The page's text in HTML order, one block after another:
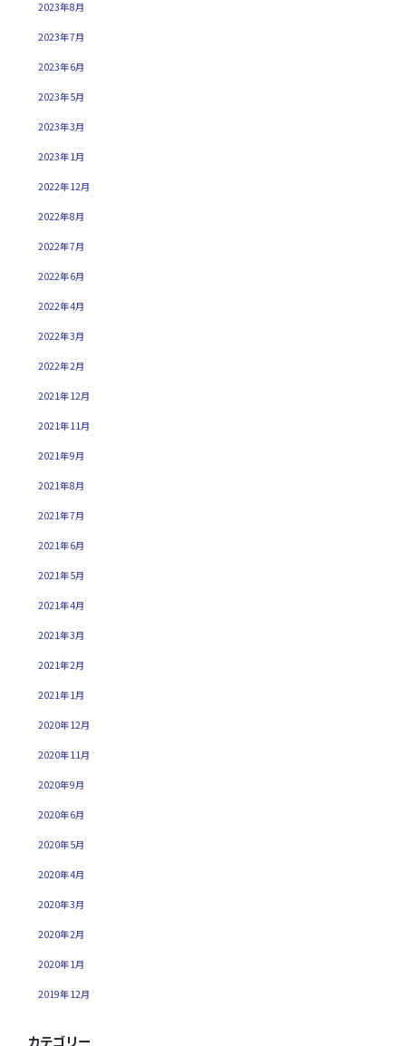
2023年8月
2023年7月
2023年6月
2023年5月
2023年3月
2023年1月
2022年12月
2022年8月
2022年7月
2022年6月
2022年4月
2022年3月
2022年2月
2021年12月
2021年11月
2021年9月
2021年8月
2021年7月
2021年6月
2021年5月
2021年4月
2021年3月
2021年2月
2021年1月
2020年12月
2020年11月
2020年9月
2020年6月
2020年5月
2020年4月
2020年3月
2020年2月
2020年1月
2019年12月
カテゴリー